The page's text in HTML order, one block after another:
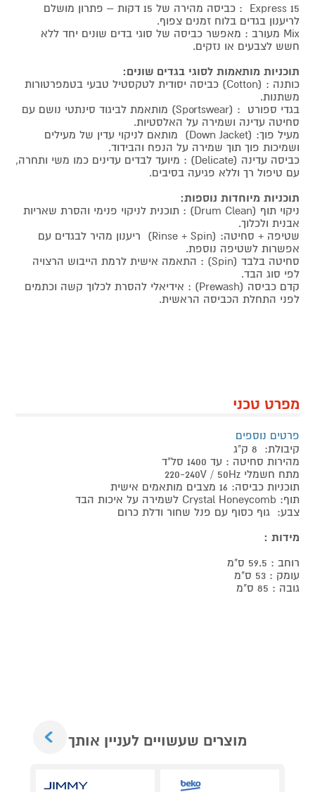
Express 15 : כביסה מהירה של 15 דקות – פתרון מושלם
לריענון בגדים בלוח זמנים צפוף.
Mix מעורב : מאפשר כביסה של סוגי בדים שונים יחד ללא
חשש לצבעים או נזקים.
תוכניות מותאמות לסוגי בגדים שונים:
כותנה : (Cotton) כביסה יסודית לטקסטיל טבעי בטמפרטורות
משתנות.
בגדי ספורט : (Sportswear) מותאמת לביגוד סינתטי נושם עם
סחיטה עדינה ושמירה על האלסטיות.
מעיל פוך: (Down Jacket) מותאם לניקוי עדין של מעילים
ושמיכות פוך תוך שמירה על הנפח והבידוד.
כביסה עדינה (Delicate) : מיועד לבדים עדינים כמו משי ותחרה,
עם טיפול רך וללא פגיעה בסיבים.
תוכניות מיוחדות נוספות:
ניקוי תוף (Drum Clean) : תוכנית לניקוי פנימי והסרת שאריות
אבנית ולכלוך.
שטיפה + סחיטה: (Rinse + Spin) ריענון מהיר לבגדים עם
אפשרות לשטיפה נוספת.
סחיטה בלבד (Spin) : התאמה אישית לרמת הייבוש הרצויה
לפי סוג הבד.
קדם כביסה (Prewash) : אידיאלי להסרת לכלוך קשה וכתמים
לפני התחלת הכביסה הראשית.
מפרט טכני
פרטים נוספים
קיבולת: 8 ק"ג
מהירות סחיטה : עד 1400 סל"ד
מתח חשמלי 220-240V / 50Hz
תוכניות כביסה: 16 מצבים מותאמים אישית
תוף: Crystal Honeycomb לשמירה על איכות הבד
צבע: גוף כסוף עם פנל שחור ודלת כרום
מידות :
רוחב : 59.5 ס"מ
עומק : 53 ס"מ
גובה : 85 ס"מ
מוצרים שעשויים לעניין אותך